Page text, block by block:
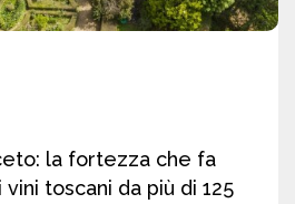
la fortezza che fa
toscani da più di 125